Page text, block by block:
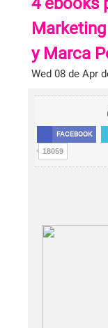
y Marca
Wed 08 de Apr
FACEBOOK
18059